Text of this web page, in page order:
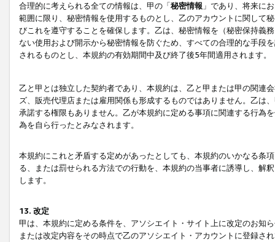
合理的に考えられる全ての情報は、甲の「秘密情報 」であり、将来に
範囲に限り、秘密情報を使用するものとし、乙のアカウントに関して
びこれを遵守することを確保します。乙は、秘密情報を（秘密保持義
ない使用および開示から秘密情報を防ぐため、すべての合理的な手段
されるものとし、本規約の有効期間中及び終了後5年間適用されます。
乙と甲とは独立した契約者であり、本規約は、乙と甲または甲の関連
ズ、販売代理店または雇用関係も形成するものではありません。乙は
承諾する権限もありません。乙が本規約に定める事項に関連する行為
為を自ら行ったとみなされます。
本規約にこれと矛盾する定めがあったとしても、本規約のいかなる条
る、または罰せられる方法での行動を、本規約の当事者に誘導し、解
します。
13. 改定
甲は、本規約に定める条件を、アソシエイト・サイト上に改定のお知
または改定内容をその時点で乙のアソシエイト・アカウントに登録さ